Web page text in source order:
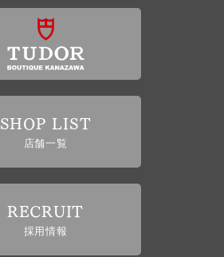
SHOP LIST
店舗一覧
RECRUIT
採用情報